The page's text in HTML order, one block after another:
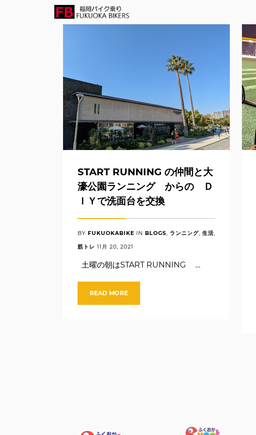
START RUNNING の仲間と大
濠公園ランニング からの Ｄ
ＩＹで洗面台を交換
BY FUKUOKABIKE IN BLOGS ランニング, 生活
筋トレ 11月 20 2021
土曜の朝はSTART RUNNING …
READ MORE